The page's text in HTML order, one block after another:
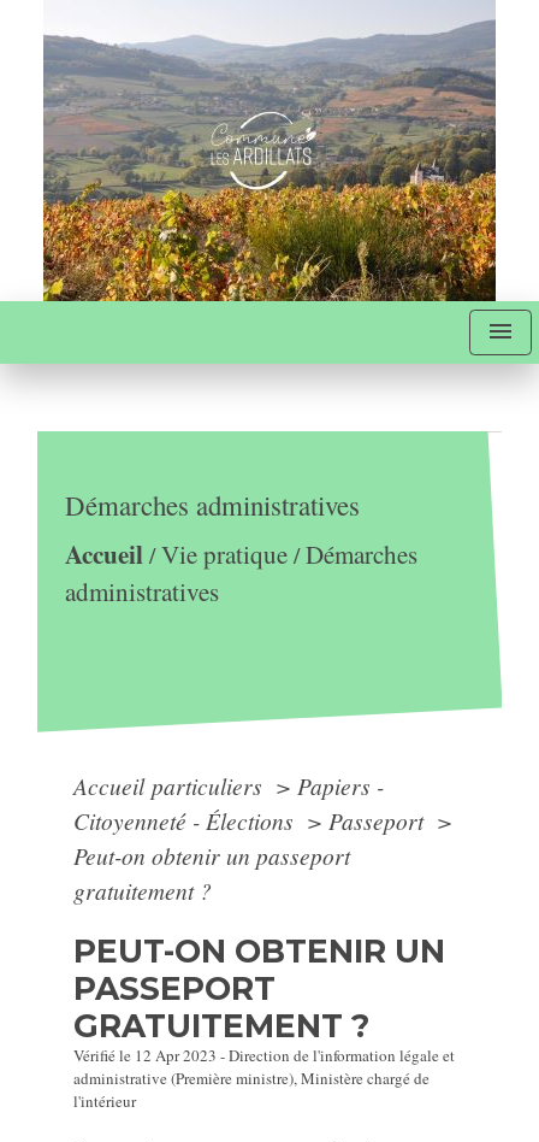
menu
Démarches administratives
Accueil/Vie pratique/Démarches
administratives
Accueil particuliers > Papiers -
Citoyenneté - Élections > Passeport >
Peut-on obtenir un passeport
gratuitement ?
PEUT-ON OBTENIR UN
PASSEPORT
GRATUITEMENT ?
Vérifié le 12 Apr 2023 - Direction de l'information légale et
administrative (Première ministre), Ministère chargé de
l'intérieur